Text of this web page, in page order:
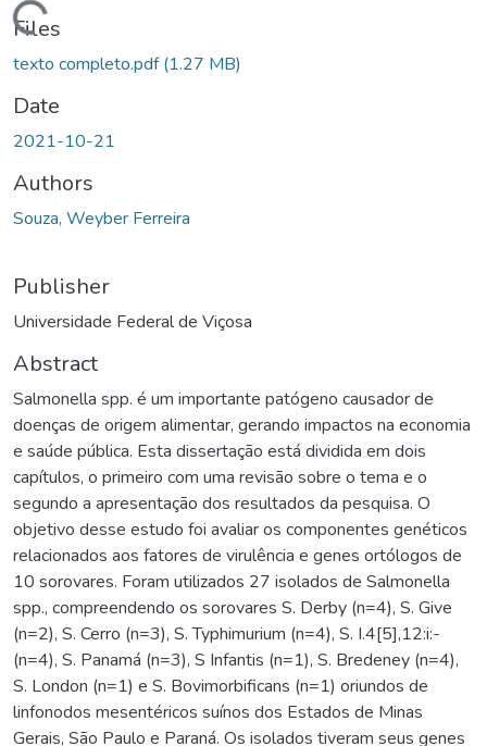
Files
texto completo.pdf(1.27 MB)
Date
2021-10-21
Authors
Souza, Weyber Ferreira
Publisher
Universidade Federal de Viçosa
Abstract
Salmonella spp. é um importante patógeno causador de
doenças de origem alimentar, gerando impactos na economia
e saúde pública. Esta dissertação está dividida em dois
capítulos, o primeiro com uma revisão sobre o tema e o
segundo a apresentação dos resultados da pesquisa. O
objetivo desse estudo foi avaliar os componentes genéticos
relacionados aos fatores de virulência e genes ortólogos de
10 sorovares. Foram utilizados 27 isolados de Salmonella
spp., compreendendo os sorovares S. Derby (n=4), S. Give
(n=2), S. Cerro (n=3), S. Typhimurium (n=4), S. I.4[5],12:i:-
(n=4), S. Panamá (n=3), S Infantis (n=1), S. Bredeney (n=4),
S. London (n=1) e S. Bovimorbificans (n=1) oriundos de
linfonodos mesentéricos suínos dos Estados de Minas
Gerais, São Paulo e Paraná. Os isolados tiveram seus genes